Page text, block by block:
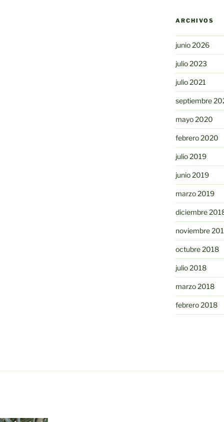
ARCHIVOS
junio 2026
julio 2023
julio 2021
septiembre
mayo 2020
febrero 2020
julio 2019
junio 2019
marzo 2019
diciembre
noviembre
octubre 2018
julio 2018
marzo 2018
febrero 2018